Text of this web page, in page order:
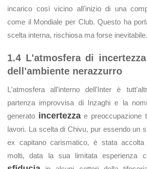
incarico così vicino all'inizio di una
come il Mondiale per Club. Questo ha
scelta interna, rischiosa ma forse inevitabile.
1.4 L'atmosfera di
dell'ambiente nerazzurro
L'atmosfera all'interno dell'Inter è
partenza improvvisa di Inzaghi e la
generato incertezzae preoccupazione
lavori. La scelta di Chivu, pur essendo un
ex capitano carismatico, è stata
molti, data la sua limitata esperienza